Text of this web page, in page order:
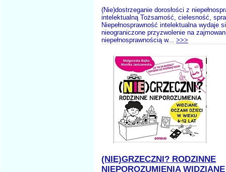
(Nie)dostrzeganie dorosłości z
intelektualną Tożsamość, cielesność,
Niepełnosprawność intelektualna wydaje
nieograniczone przyzwolenie na
niepełnosprawnością w... >>>
(NIE)GRZECZNI? RODZINNE
NIEPOROZUMIENIA